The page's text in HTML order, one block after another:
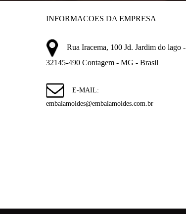
INFORMACOES DA EMPRESA
Rua Iracema, 100 Jd. Jardim do lago -
32145-490 Contagem - MG - Brasil
E-MAIL:
embalamoldes@embalamoldes.com.br